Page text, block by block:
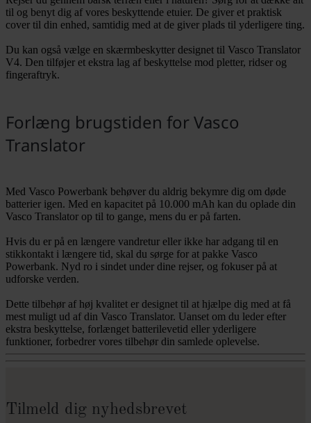
til og benyt dig af vores beskyttende etuier. De giver et praktisk
cover til din enhed, samtidig med at de giver plads til yderligere ting.
Du kan også vælge en skærmbeskytter designet til Vasco Translator
V4. Den tilføjer et ekstra lag af beskyttelse mod pletter, ridser og
fingeraftryk.
Forlæng brugstiden for Vasco
Translator
Med Vasco Powerbank behøver du aldrig bekymre dig om døde
batterier igen. Med en kapacitet på 10.000 mAh kan du oplade din
Vasco Translator op til to gange, mens du er på farten.
Hvis du er på en længere vandretur eller ikke har adgang til en
stikkontakt i længere tid, skal du sørge for at pakke Vasco
Powerbank. Nyd ro i sindet under dine rejser, og fokuser på at
udforske verden.
Dette tilbehør af høj kvalitet er designet til at hjælpe dig med at få
mest muligt ud af din Vasco Translator. Uanset om du leder efter
ekstra beskyttelse, forlænget batterilevetid eller yderligere
funktioner, forbedrer vores tilbehør din samlede oplevelse.
Tilmeld dig nyhedsbrevet